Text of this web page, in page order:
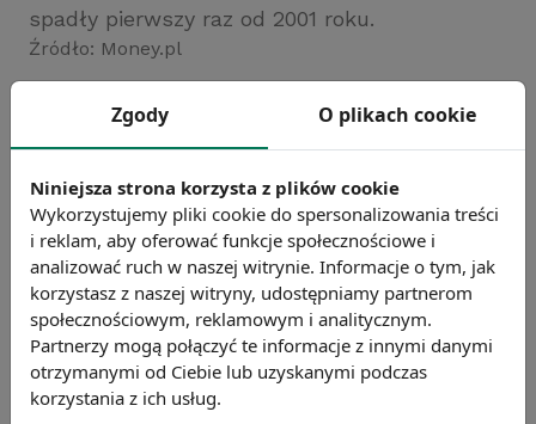
spadły pierwszy raz od 2001 roku.
Źródło: Money.pl
Zobacz więcej wiadomości
Zgody O plikach cookie
Niniejsza strona korzysta z plików cookie
Wykorzystujemy pliki cookie do spersonalizowania treści
i reklam, aby oferować funkcje społecznościowe i
analizować ruch w naszej witrynie. Informacje o tym, jak
korzystasz z naszej witryny, udostępniamy partnerom
społecznościowym, reklamowym i analitycznym.
Partnerzy mogą połączyć te informacje z innymi danymi
otrzymanymi od Ciebie lub uzyskanymi podczas
korzystania z ich usług.